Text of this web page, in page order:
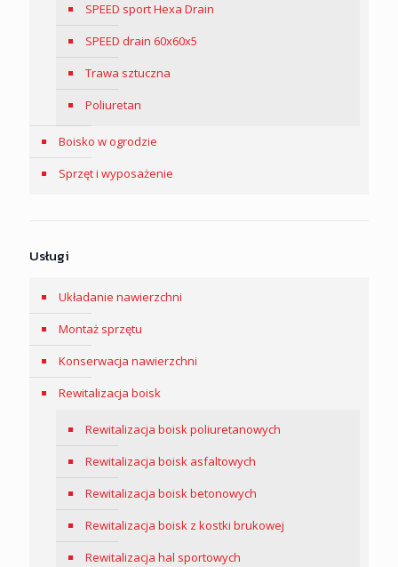
SPEED sport Hexa Drain
SPEED drain 60x60x5
Trawa sztuczna
Poliuretan
Boisko w ogrodzie
Sprzęt i wyposażenie
Usługi
Układanie nawierzchni
Montaż sprzętu
Konserwacja nawierzchni
Rewitalizacja boisk
Rewitalizacja boisk poliuretanowych
Rewitalizacja boisk asfaltowych
Rewitalizacja boisk betonowych
Rewitalizacja boisk z kostki brukowej
Rewitalizacja hal sportowych